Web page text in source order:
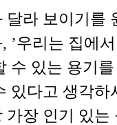
달라 보이기를
’우리는 집에
수 있는 용기
있다고 생각
가장 인기 있